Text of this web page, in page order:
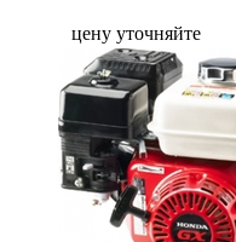
цену уточняйте